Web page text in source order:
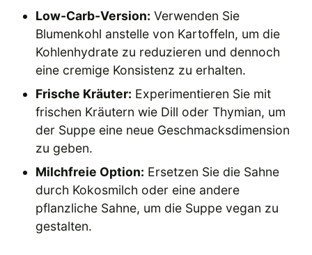
Low-Carb-Version: Verwenden Sie
Blumenkohl anstelle von Kartoffeln, um die
Kohlenhydrate zu reduzieren und dennoch
eine cremige Konsistenz zu erhalten.
Frische Kräuter: Experimentieren Sie mit
frischen Kräutern wie Dill oder Thymian, um
der Suppe eine neue Geschmacksdimension
zu geben.
Milchfreie Option: Ersetzen Sie die Sahne
durch Kokosmilch oder eine andere
pflanzliche Sahne, um die Suppe vegan zu
gestalten.